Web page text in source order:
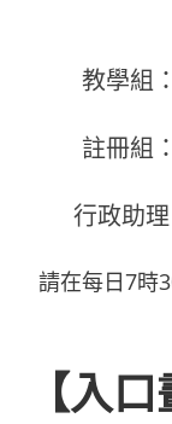
教學組
註冊組
行政助
請在每日7時
【入口